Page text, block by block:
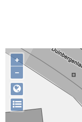
+
−